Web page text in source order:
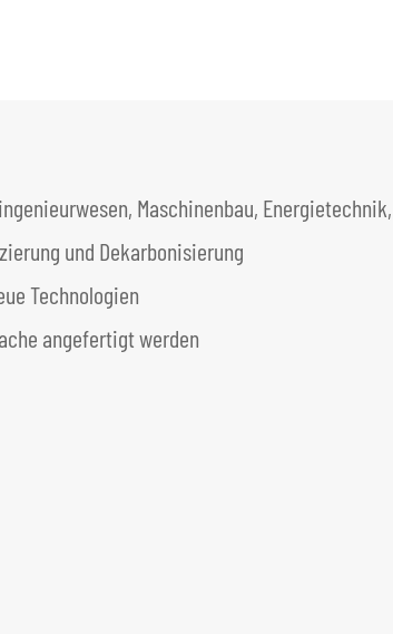
Maschinenbau,
und Dekarbonisierung
Technologien
angefertigt werden